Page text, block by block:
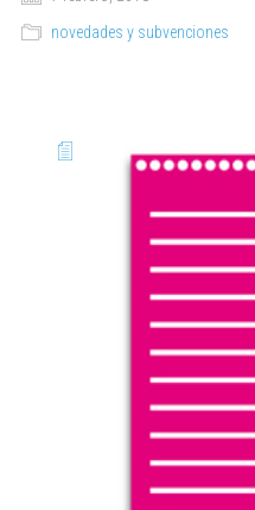
novedades y subvenciones